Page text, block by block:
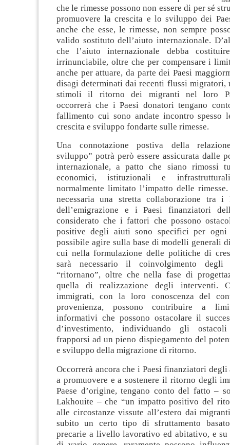
che le rimesse possono non essere di per sé
promuovere la crescita e lo sviluppo dei
anche che esse, le rimesse, non sempre
valido sostituto dell’aiuto internazionale.
che l’aiuto internazionale debba
irrinunciabile, oltre che per compensare i
anche per attuare, da parte dei Paesi
disagi determinati dai recenti flussi migratori,
stimoli il ritorno dei migranti nel loro
occorrerà che i Paesi donatori tengano
fallimento cui sono andate incontro spesso
crescita e sviluppo fondarte sulle rimesse.
Una connotazione postiva della
sviluppo” potrà però essere assicurata dalle
internazionale, a patto che siano rimossi
economici, istituzionali e
normalmente limitato l’impatto delle
necessaria una stretta collaborazione tra i
dell’emigrazione e i Paesi finanziatori
considerato che i fattori che possono
positive degli aiuti sono specifici per ogni
possibile agire sulla base di modelli generali
cui nella formulazione delle politiche di
sarà necessario il coinvolgimento degli
“ritornano”, oltre che nella fase di
quella di realizzazione degli interventi.
immigrati, con la loro conoscenza del
provenienza, possono contribuire a
informativi che possono ostacolare il
d’investimento, individuando gli
frapporsi ad un pieno dispiegamento del
e sviluppo della migrazione di ritorno.
Occorrerà ancora che i Paesi finanziatori
a promuovere e a sostenere il ritorno degli
Paese d’origine, tengano conto del fatto –
Lakhouite – che “un impatto positivo del
alle circostanze vissute all’estero dai
subito un certo tipo di sfruttamento
precarie a livello lavorativo ed abitativo, e